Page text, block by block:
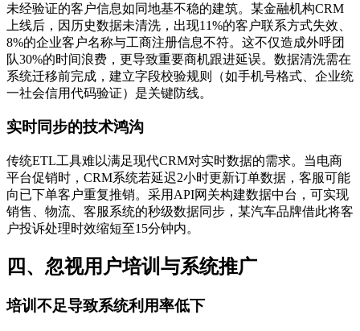
未经验证的客户信息如同地基不稳的建筑。某金融机构CRM
上线后，因历史数据未清洗，出现11%的客户联系方式失效、
8%的企业客户名称与工商注册信息不符。这不仅造成外呼团
队30%的时间浪费，更导致重要商机跟进延误。数据清洗需在
系统迁移前完成，建立字段校验规则（如手机号格式、企业统
一社会信用代码验证）是关键防线。
实时同步的技术鸿沟
传统ETL工具难以满足现代CRM对实时数据的需求。当电商
平台促销时，CRM系统若延迟2小时更新订单数据，客服可能
向已下单客户重复推销。采用API网关构建数据中台，可实现
销售、物流、客服系统的秒级数据同步，某汽车品牌借此将客
户投诉处理时效缩短至15分钟内。
四、忽视用户培训与系统推广
培训不足导致系统利用率低下